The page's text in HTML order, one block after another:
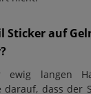
Sticker auf
ewig langen
darauf, dass der